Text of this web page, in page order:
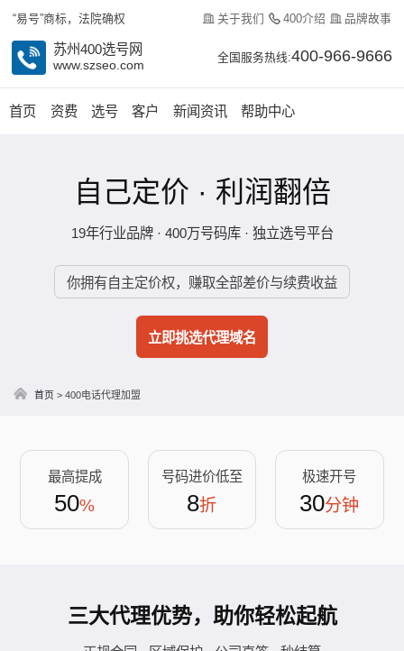
“易号”商标，法院确权 关于我们 400介绍 品牌故事
苏州400选号网
www.szseo.com
全国服务热线:400-966-9666
首页 资费 选号 客户 新闻资讯 帮助中心
自己定价 · 利润翻倍
19年行业品牌 · 400万号码库 · 独立选号平台
你拥有自主定价权，赚取全部差价与续费收益
立即挑选代理域名
首页 >400电话代理加盟
最高提成
50%
号码进价低至
8折
极速开号
30分钟
三大代理优势，助你轻松起航